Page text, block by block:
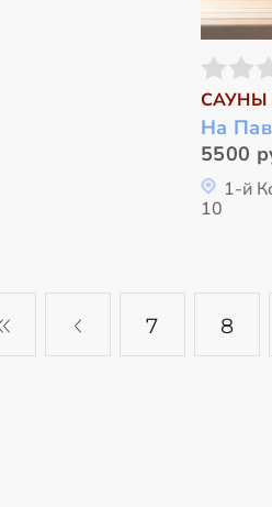
САУНЫ
На
5500
1-й
10
7 8